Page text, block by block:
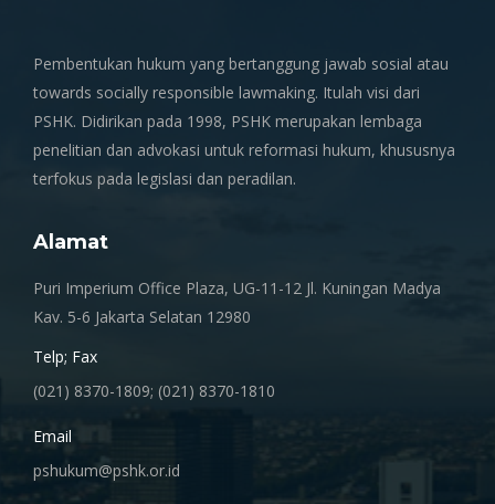
Pembentukan hukum yang bertanggung jawab sosial atau
towards socially responsible lawmaking. Itulah visi dari
PSHK. Didirikan pada 1998, PSHK merupakan lembaga
penelitian dan advokasi untuk reformasi hukum, khususnya
terfokus pada legislasi dan peradilan.
Alamat
Puri Imperium Office Plaza, UG-11-12 Jl. Kuningan Madya
Kav. 5-6 Jakarta Selatan 12980
Telp; Fax
(021) 8370-1809; (021) 8370-1810
Email
pshukum@pshk.or.id